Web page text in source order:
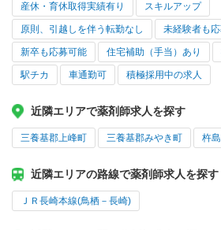
産休・育休取得実績有り スキルアップ
原則、引越しを伴う転勤なし 未経験者も
新卒も応募可能 住宅補助（手当）あり
駅チカ 車通勤可 積極採用中の求人
近隣エリアで薬剤師求人を探す
三養基郡上峰町 三養基郡みやき町 杵
近隣エリアの路線で薬剤師求人を探す
ＪＲ長崎本線(鳥栖－長崎)